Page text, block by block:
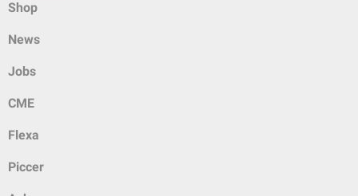
Shop
News
Jobs
CME
Flexa
Piccer